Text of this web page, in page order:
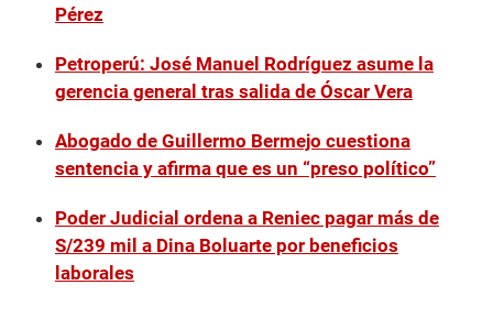
Pérez
Petroperú: José Manuel Rodríguez asume la
gerencia general tras salida de Óscar Vera
Abogado de Guillermo Bermejo cuestiona
sentencia y afirma que es un “preso político”
Poder Judicial ordena a Reniec pagar más de
S/239 mil a Dina Boluarte por beneficios
laborales